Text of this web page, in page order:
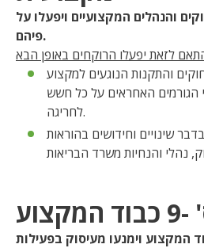
והנהלים המקצועיים ויפעלו על
פיהם.
והתקנות הנוגעים למקצוע
הגורמים האחראים על כל חשש
לחריגה.
שינויים וחידושים בהוראות
המקצוע וימנעו מעיסוק בפעילות